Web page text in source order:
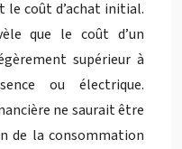
le coût d’achat initial.
que le coût d’un
supérieur à
ou électrique.
ne saurait être
de la consommation